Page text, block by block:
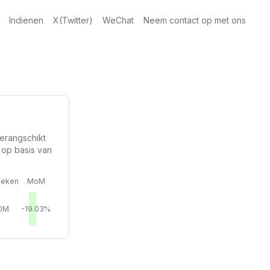
Indienen X(Twitter) WeChat Neem contact op met ons
basis van
MoM
-19.03%